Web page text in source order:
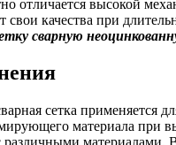
отличается высокой
свои качества при
сварную
сетка применяется
материала при